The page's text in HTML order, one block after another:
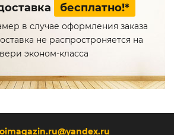
бесплатно!*
в случае оформления заказа
не распростроняется на
эконом-класса